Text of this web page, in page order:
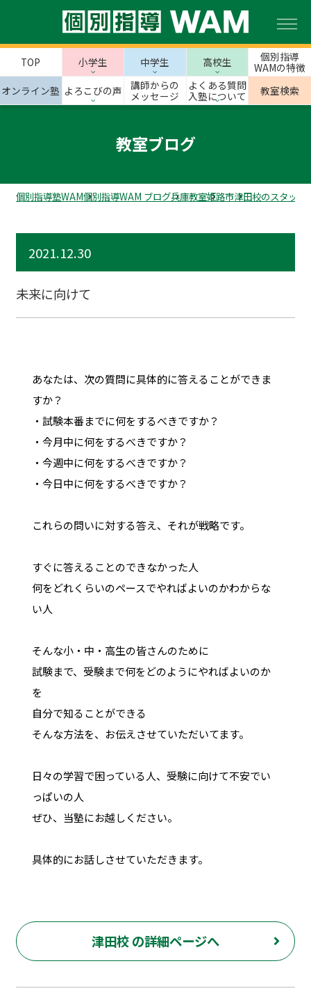
TOP 小学生 中学生 高校生
個別指導
WAMの特徴
オンライン塾 よろこびの声
講師からの
メッセージ
よくある質問
入塾について
教室検索
教室ブログ
個別指導塾WAM個別指導WAM ブログ兵庫教室姫路市津田校のスタッフ
2021.12.30
未来に向けて
あなたは、次の質問に具体的に答えることができま
すか？
・試験本番までに何をするべきですか？
・今月中に何をするべきですか？
・今週中に何をするべきですか？
・今日中に何をするべきですか？
これらの問いに対する答え、それが戦略です。
すぐに答えることのできなかった人
何をどれくらいのペースでやればよいのかわからな
い人
そんな小・中・高生の皆さんのために
試験まで、受験まで何をどのようにやればよいのか
を
自分で知ることができる
そんな方法を、お伝えさせていただいてます。
日々の学習で困っている人、受験に向けて不安でい
っぱいの人
ぜひ、当塾にお越しください。
具体的にお話しさせていただきます。
津田校 の詳細ページへ